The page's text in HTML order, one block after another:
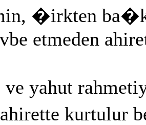
�irkten
etmeden
yahut
kurtulur